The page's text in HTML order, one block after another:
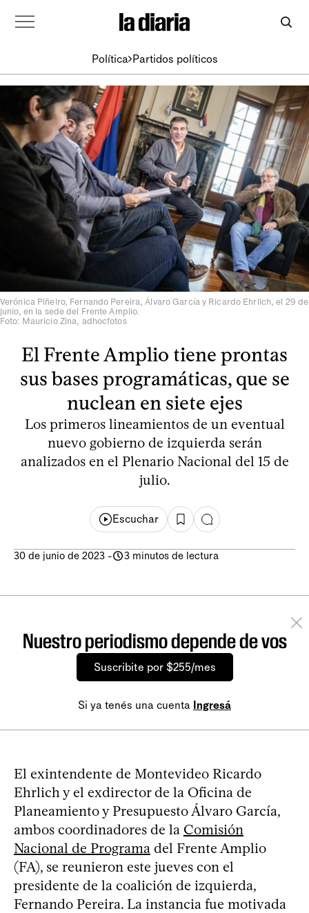
Política Partidos políticos
Verónica Piñeiro, Fernando Pereira, Álvaro García y Ricardo Ehrlich, el 29 de
junio, en la sede del Frente Amplio.
Foto: Mauricio Zina, adhocfotos
El Frente Amplio tiene prontas
sus bases programáticas, que se
nuclean en siete ejes
Los primeros lineamientos de un eventual
nuevo gobierno de izquierda serán
analizados en el Plenario Nacional del 15 de
julio.
Escuchar
30 de junio de 2023 - 3 minutos de lectura
Nuestro periodismo depende de vos
Suscribite por $255/mes
Si ya tenés una cuenta Ingresá
El exintendente de Montevideo Ricardo
Ehrlich y el exdirector de la Oficina de
Planeamiento y Presupuesto Álvaro García,
ambos coordinadores de la Comisión
Nacional de Programa del Frente Amplio
(FA), se reunieron este jueves con el
presidente de la coalición de izquierda,
Fernando Pereira. La instancia fue motivada